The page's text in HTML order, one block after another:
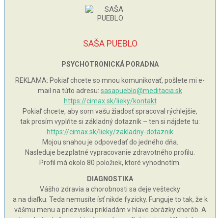
SAŠA PUEBLO
PSYCHOTRONICKÁ PORADNA
REKLAMA: Pokiaľ chcete so mnou komunikovať, pošlete mi e-
mail na túto adresu: sasapueblo@meditacia.sk
https://cimax.sk/lieky/kontakt
Pokiaľ chcete, aby som vašu žiadosť spracoval rýchlejšie,
tak prosím vyplňte si základný dotazník – ten si nájdete tu:
https://cimax.sk/lieky/zakladny-dotaznik
Mojou snahou je odpovedať do jedného dňa.
Nasleduje bezplatné vypracovanie zdravotného profilu.
Profil má okolo 80 položiek, ktoré vyhodnotím.
DIAGNOSTIKA
Vášho zdravia a chorobnosti sa deje veštecky
a na diaľku. Teda nemusíte ísť nikde fyzicky. Funguje to tak, že k
vášmu menu a priezvisku prikladám v hlave obrázky chorôb. A